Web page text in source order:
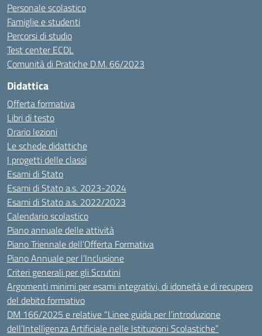
Personale scolastico
Famiglie e studenti
Percorsi di studio
Test center ECDL
Comunità di Pratiche D.M. 66/2023
Didattica
Offerta formativa
Libri di testo
Orario lezioni
Le schede didattiche
I progetti delle classi
Esami di Stato
Esami di Stato a.s. 2023-2024
Esami di Stato a.s. 2022/2023
Calendario scolastico
Piano annuale delle attività
Piano Triennale dell’Offerta Formativa
Piano Annuale per l’Inclusione
Criteri generali per gli Scrutini
Argomenti minimi per esami integrativi, di idoneità e di recupero
del debito formativo
DM 166/2025 e relative “Linee guida per l’introduzione
dell’Intelligenza Artificiale nelle Istituzioni Scolastiche”